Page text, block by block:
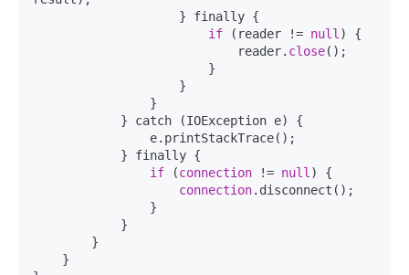
if (reader != null ) {
                            reader.
close();
if (connection != null ) {
connection.disconnect();